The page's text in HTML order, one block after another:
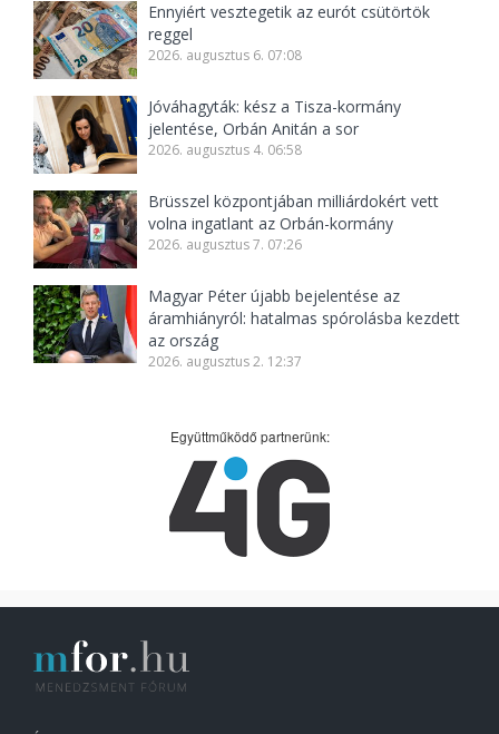
Ennyiért vesztegetik az eurót csütörtök
reggel
2026. augusztus 6. 07:08
Jóváhagyták: kész a Tisza-kormány
jelentése, Orbán Anitán a sor
2026. augusztus 4. 06:58
Brüsszel központjában milliárdokért vett
volna ingatlant az Orbán-kormány
2026. augusztus 7. 07:26
Magyar Péter újabb bejelentése az
áramhiányról: hatalmas spórolásba kezdett
az ország
2026. augusztus 2. 12:37
Együttműködő partnerünk: